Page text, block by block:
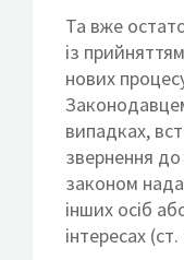
Та вже
із
нових
випадках,
звернення до
законом
інших осіб
інтересах